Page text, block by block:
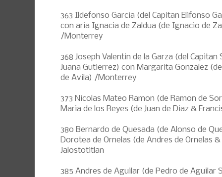
363 Ildefonso Garcia (del Capitan Elifonso
con aria Ignacia de Zaldua (de Ignacio de
/Monterrey
368 Joseph Valentin de la Garza (del
Juana Gutierrez) con Margarita Gonzalez
de Avila) /Monterrey
373 Nicolas Mateo Ramon (de Ramon de
Maria de los Reyes (de Juan de Diaz &
380 Bernardo de Quesada (de Alonso de
Dorotea de Ornelas (de Andres de Ornelas
Jalostotitlan
385 Andres de Aguilar (de Pedro de Aguilar